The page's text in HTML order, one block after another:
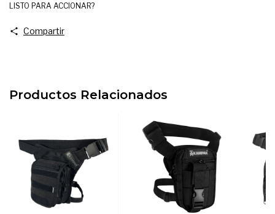
LISTO PARA ACCIONAR?
Compartir
Productos Relacionados